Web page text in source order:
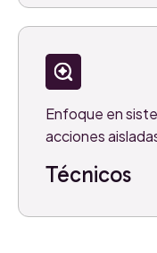
Técnicos
Enfoque en
acciones